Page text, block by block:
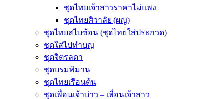
ชุดไทยเจ้าสาวราคาไม่แพง
ชุดไทยศิวาลัย (ผญ)
ชุดไทยสไบซ้อน (ชุดไทยใส่ประกวด)
ชุดใส่ไปทำบุญ
ชุดจิตรลดา
ชุดบรมพิมาน
ชุดไทยเรือนต้น
ชุดเพื่อนเจ้าบ่าว – เพื่อนเจ้าสาว